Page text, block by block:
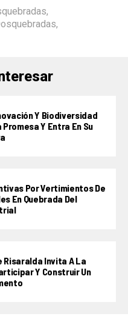
,
,
Y Biodiversidad
Promesa Y Entra En Su
Por Vertimientos De
En Quebrada Del
Risaralda Invita A La
Y Construir Un